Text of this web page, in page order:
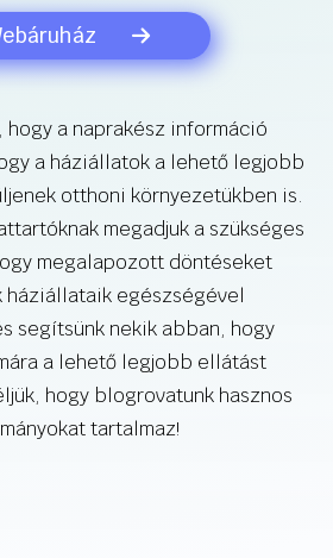
hogy a naprakész információ
a háziállatok a lehető legjobb
otthoni környezetükben is.
megadjuk a szükséges
megalapozott döntéseket
háziállataik egészségével
segítsünk nekik abban, hogy
a lehető legjobb ellátást
hogy blogrovatunk hasznos
tartalmaz!